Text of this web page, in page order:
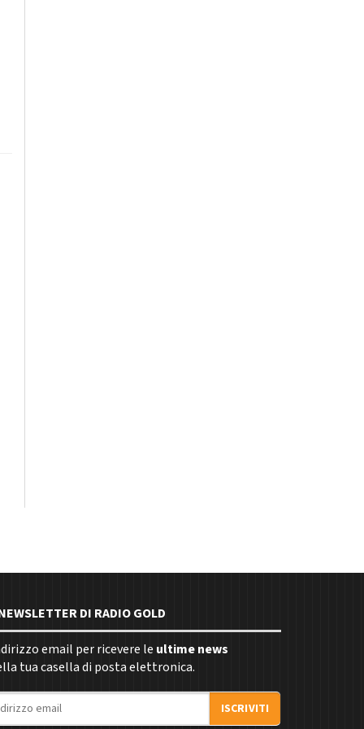
DI RADIO GOLD
email per ricevere le ultime news
tua casella di posta elettronica.
ISCRIVITI